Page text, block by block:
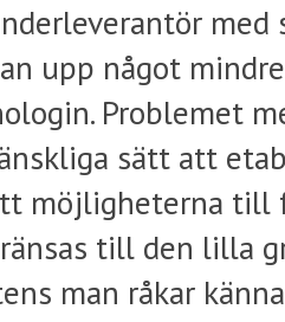
upp något
Problemet
sätt att
möjligheterna till
till den lilla
man råkar